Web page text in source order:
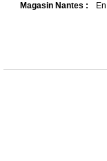
Magasin Nantes :